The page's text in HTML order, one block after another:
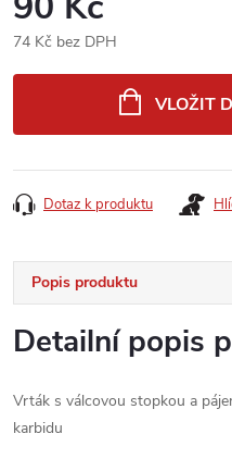
74 Kč bez DPH
VLOŽIT
Dotaz k produktu
Popis produktu
Detailní popis
Vrták s válcovou stopkou a
karbidu